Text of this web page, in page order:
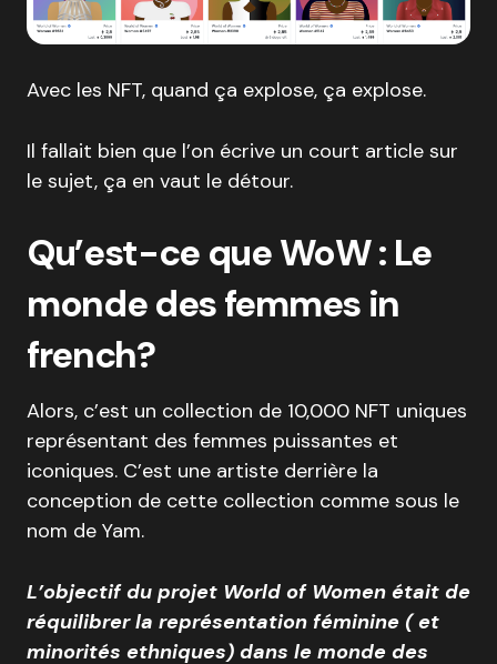
Avec les NFT, quand ça explose, ça explose.
Il fallait bien que l’on écrive un court article sur
le sujet, ça en vaut le détour.
Qu’est-ce que WoW : Le
monde des femmes in
french?
Alors, c’est un collection de 10,000 NFT uniques
représentant des femmes puissantes et
iconiques. C’est une artiste derrière la
conception de cette collection comme sous le
nom de Yam.
L’objectif du projet World of Women était de
réquilibrer la représentation féminine ( et
minorités ethniques) dans le monde des